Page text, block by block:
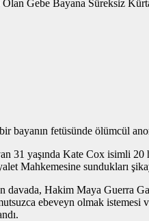
bayanın fetüsünde ölümcül
31 yaşında Kate Cox isimli
Mahkemesine sundukları
davada, Hakim Maya Guerra
ebeveyn olmak